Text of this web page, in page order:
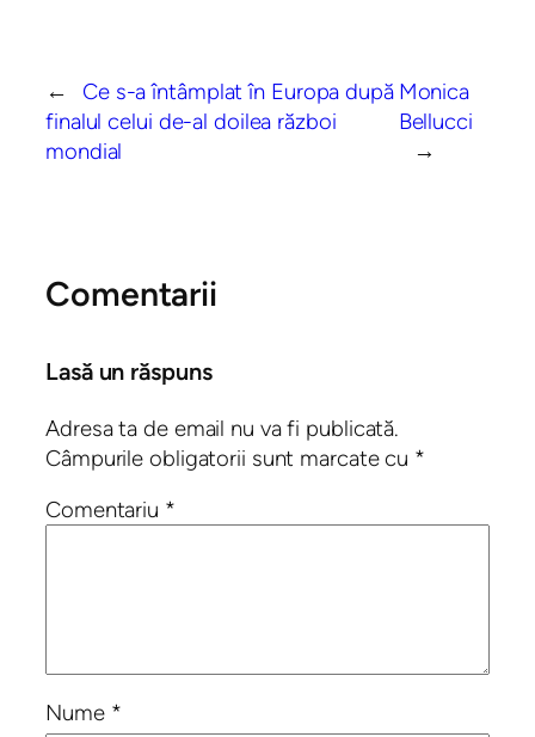
←
Ce s-a întâmplat în Europa după
finalul celui de-al doilea război
mondial
Monica
Bellucci
→
Comentarii
Lasă un răspuns
Adresa ta de email nu va fi publicată.
Câmpurile obligatorii sunt marcate cu *
Comentariu *
Nume *